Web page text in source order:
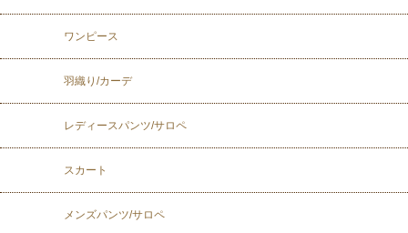
ワンピース
羽織り/カーデ
レディースパンツ/サロペ
スカート
メンズパンツ/サロペ